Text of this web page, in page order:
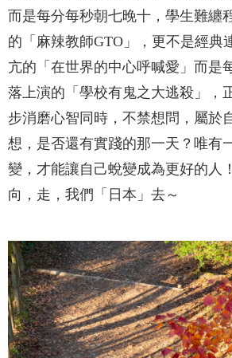
而是每分每秒朝七晚十，學生難纏
的「麻辣教師GTO」，更不是經典
亢的「在世界的中心呼喊愛」而是
落上演的「學校有鬼之大逃殺」，
步消磨心智同時，不禁想問，屬於
想，是否還有實踐的那一天？唯有
變，才能讓自己蛻變成為更好的人
向，走，我們「日本」去～